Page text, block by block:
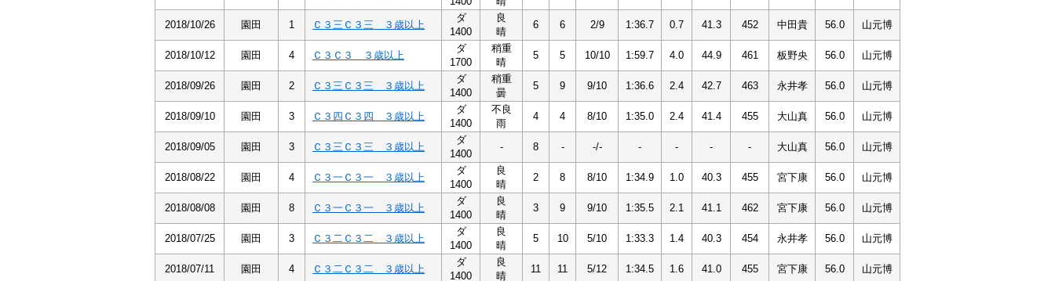
2018/10/26 園田 1 Ｃ３三Ｃ３三 ３歳以上
ダ
1400
良
晴
6 6 2/9 1:36.7 0.7 41.3 452 中田貴 56.0 山元博
2018/10/12 園田 4 Ｃ３Ｃ３ ３歳以上
ダ
1700
稍重
晴
5 5 10/10 1:59.7 4.0 44.9 461 板野央 56.0 山元博
2018/09/26 園田 2 Ｃ３三Ｃ３三 ３歳以上
ダ
1400
稍重
曇
5 9 9/10 1:36.6 2.4 42.7 463 永井孝 56.0 山元博
2018/09/10 園田 3 Ｃ３四Ｃ３四 ３歳以上
ダ
1400
不良
雨
4 4 8/10 1:35.0 2.4 41.4 455 大山真 56.0 山元博
2018/09/05 園田 3 Ｃ３三Ｃ３三 ３歳以上
ダ
1400
- 8 - -/- - - - - 大山真 56.0 山元博
2018/08/22 園田 4 Ｃ３一Ｃ３一 ３歳以上
ダ
1400
良
晴
2 8 8/10 1:34.9 1.0 40.3 455 宮下康 56.0 山元博
2018/08/08 園田 8 Ｃ３一Ｃ３一 ３歳以上
ダ
1400
良
晴
3 9 9/10 1:35.5 2.1 41.1 462 宮下康 56.0 山元博
2018/07/25 園田 3 Ｃ３二Ｃ３二 ３歳以上
ダ
1400
良
晴
5 10 5/10 1:33.3 1.4 40.3 454 永井孝 56.0 山元博
2018/07/11 園田 4 Ｃ３二Ｃ３二 ３歳以上
ダ
1400
良
晴
11 11 5/12 1:34.5 1.6 41.0 455 宮下康 56.0 山元博